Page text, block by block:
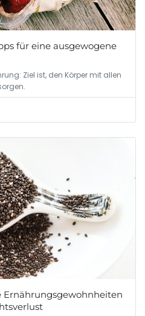
für eine ausgewogene
Ziel ist, den Körper mit allen
Ernährungsgewohnheiten